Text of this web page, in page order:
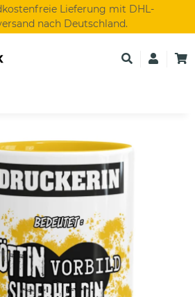
Lieferung mit DHL-
nach Deutschland.